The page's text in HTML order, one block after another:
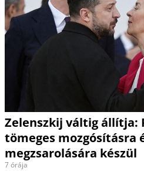
Zelenszkij váltig
tömeges mozgósításra
megzsarolására készül
7 órája